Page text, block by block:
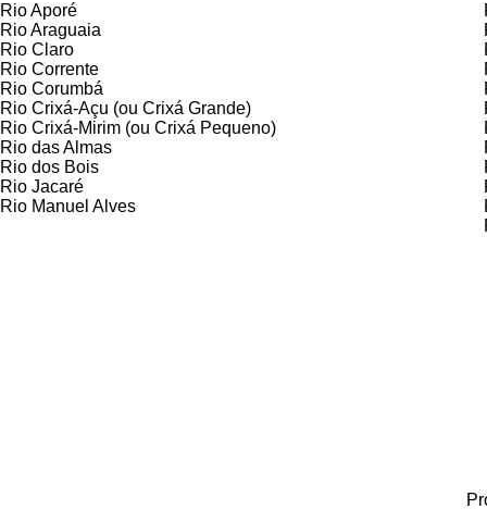
Rio Aporé
Rio Araguaia
Rio Claro
Rio Corrente
Rio Corumbá
Rio Crixá-Açu (ou Crixá Grande)
Rio Crixá-Mirim (ou Crixá Pequeno)
Rio das Almas
Rio dos Bois
Rio Jacaré
Rio Manuel Alves